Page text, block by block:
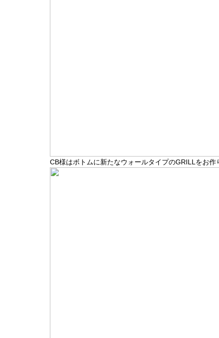
CB様はボトムに新たなウォールタイプのGRILLをお作